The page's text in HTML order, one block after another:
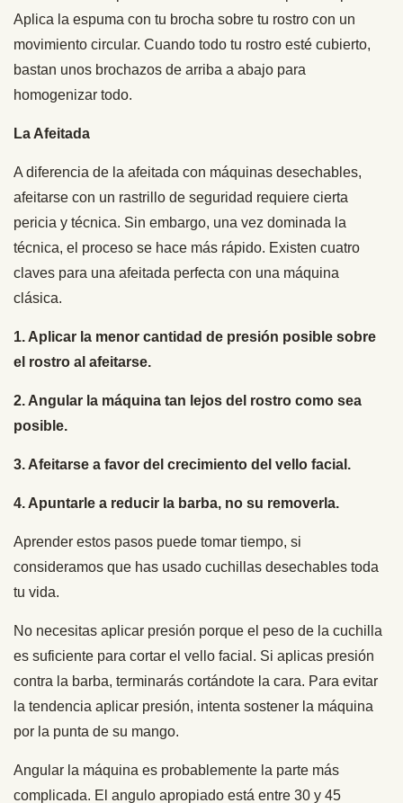
Aplica la espuma con tu brocha sobre tu rostro con un
movimiento circular. Cuando todo tu rostro esté cubierto,
bastan unos brochazos de arriba a abajo para
homogenizar todo.
La Afeitada
A diferencia de la afeitada con máquinas desechables,
afeitarse con un rastrillo de seguridad requiere cierta
pericia y técnica. Sin embargo, una vez dominada la
técnica, el proceso se hace más rápido. Existen cuatro
claves para una afeitada perfecta con una máquina
clásica.
1. Aplicar la menor cantidad de presión posible sobre
el rostro al afeitarse.
2. Angular la máquina tan lejos del rostro como sea
posible.
3. Afeitarse a favor del crecimiento del vello facial.
4. Apuntarle a reducir la barba, no su removerla.
Aprender estos pasos puede tomar tiempo, si
consideramos que has usado cuchillas desechables toda
tu vida.
No necesitas aplicar presión porque el peso de la cuchilla
es suficiente para cortar el vello facial. Si aplicas presión
contra la barba, terminarás cortándote la cara. Para evitar
la tendencia aplicar presión, intenta sostener la máquina
por la punta de su mango.
Angular la máquina es probablemente la parte más
complicada. El angulo apropiado está entre 30 y 45